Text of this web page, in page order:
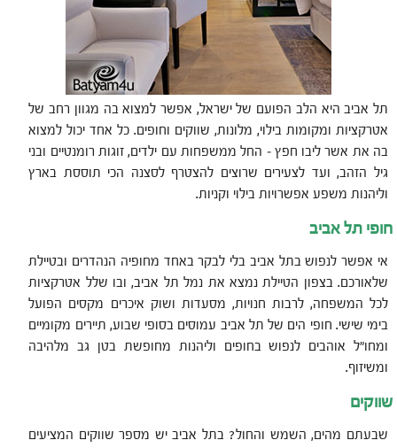
תל אביב היא הלב הפועם של ישראל, אפשר למצוא בה מגוון רחב של
אטרקציות ומקומות בילוי, מלונות, שווקים וחופים. כל אחד יכול למצוא
בה את אשר ליבו חפץ – החל ממשפחות עם ילדים, זוגות רומנטיים ובני
גיל הזהב, ועד לצעירים שרוצים להצטרף לסצנה הכי תוססת בארץ
וליהנות משפע אפשרויות בילוי וקניות.
חופי תל אביב
אי אפשר לנפוש בתל אביב בלי לבקר באחד מחופיה הנהדרים ובטיילת
שלאורכם. בצפון הטיילת נמצא את נמל תל אביב, ובו שלל אטרקציות
לכל המשפחה, לרבות חנויות, מסעדות ושוק איכרים מקסים הפועל
בימי שישי. חופי הים של תל אביב עמוסים בסופי שבוע, תיירים מקומיים
ומחו"ל אוהבים לנפוש בחופים וליהנות מחופשת בטן גב מלהיבה
ומשיזוף.
שווקים
שבעתם מהים, השמש והחול? בתל אביב יש מספר שווקים המציעים